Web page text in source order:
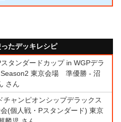
ったデッキレシピ
タンダードカップ in WGPデラ
Season2 東京会場 準優勝 - 沼
さん
チャンピオンシップデラックス
(個人戦・Pスタンダード) 東京